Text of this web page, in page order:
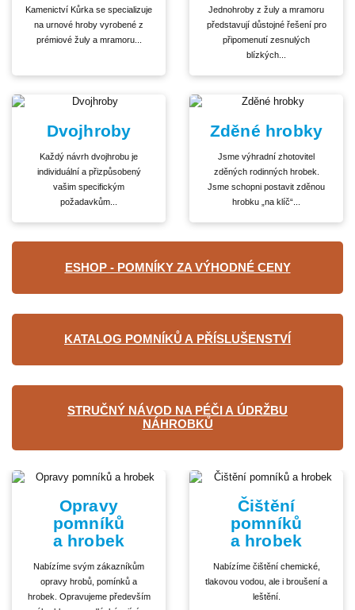
Kamenictví Kůrka se specializuje
na urnové hroby vyrobené z
prémiové žuly a mramoru...
Jednohroby z žuly a mramoru
představují důstojné řešení pro
připomenutí zesnulých
blízkých...
Dvojhroby
Každý návrh dvojhrobu je
individuální a přizpůsobený
vašim specifickým
požadavkům...
Zděné hrobky
Jsme výhradní zhotovitel
zděných rodinných hrobek.
Jsme schopni postavit zděnou
hrobku „na klíč“...
ESHOP - POMNÍKY ZA VÝHODNÉ CENY
KATALOG POMNÍKŮ A PŘÍSLUŠENSTVÍ
STRUČNÝ NÁVOD NA PÉČI A ÚDRŽBU
NÁHROBKŮ
Opravy
pomníků
a hrobek
Nabízíme svým zákazníkům
opravy hrobů, pomínků a
hrobek. Opravujeme především
Čištění
pomníků
a hrobek
Nabízíme čištění chemické,
tlakovou vodou, ale i broušení a
leštění.